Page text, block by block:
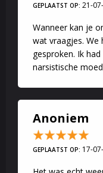
GEPLAATST OP: 21-
Wanneer kan je
wat vraagjes. We
gesproken. Ik
narsistische
Anoniem
GEPLAATST OP: 17-